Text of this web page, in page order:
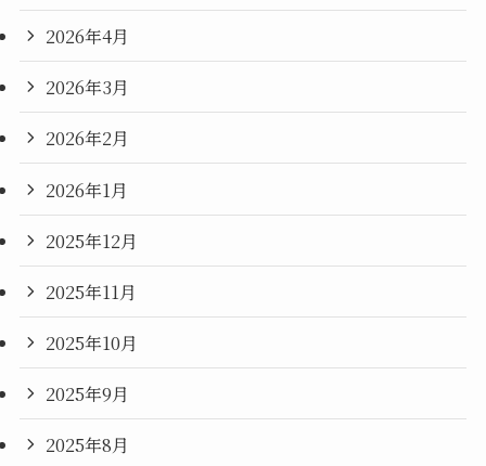
2026年4月
2026年3月
2026年2月
2026年1月
2025年12月
2025年11月
2025年10月
2025年9月
2025年8月